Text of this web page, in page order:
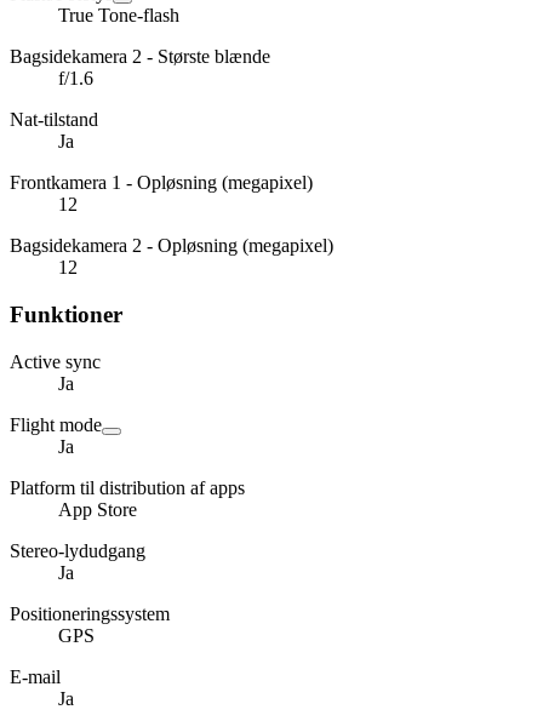
True Tone-flash
Bagsidekamera 2 - Største blænde
f/1.6
Nat-tilstand
Ja
Frontkamera 1 - Opløsning (megapixel)
12
Bagsidekamera 2 - Opløsning (megapixel)
12
Funktioner
Active sync
Ja
Flight mode
Ja
Platform til distribution af apps
App Store
Stereo-lydudgang
Ja
Positioneringssystem
GPS
E-mail
Ja